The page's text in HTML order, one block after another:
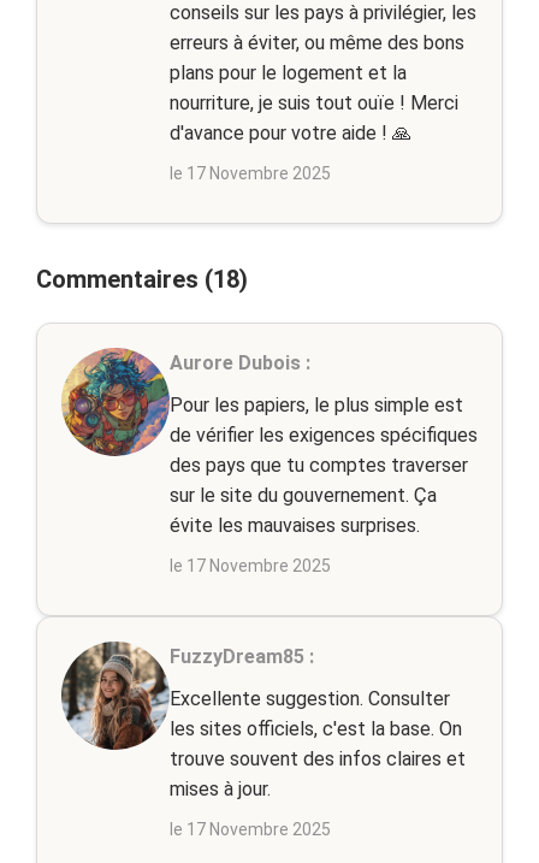
conseils sur les pays à privilégier, les
erreurs à éviter, ou même des bons
plans pour le logement et la
nourriture, je suis tout ouïe ! Merci
d'avance pour votre aide ! 🙏
le 17 Novembre 2025
Commentaires (18)
Aurore Dubois :
Pour les papiers, le plus simple est
de vérifier les exigences spécifiques
des pays que tu comptes traverser
sur le site du gouvernement. Ça
évite les mauvaises surprises.
le 17 Novembre 2025
FuzzyDream85 :
Excellente suggestion. Consulter
les sites officiels, c'est la base. On
trouve souvent des infos claires et
mises à jour.
le 17 Novembre 2025